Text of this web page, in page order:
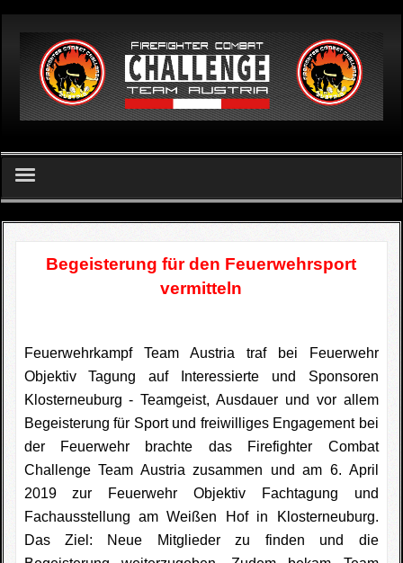
Home
FCC Team Austria - Verein
FCC Apetlon 2026
Ergebnislisten
Fotogallerie
Wettkampfkalender
Impressum
Sponsoren
Begeisterung für den Feuerwehrsport
vermitteln
Feuerwehrkampf Team Austria traf bei Feuerwehr
Objektiv Tagung auf Interessierte und Sponsoren
Klosterneuburg - Teamgeist, Ausdauer und vor allem
Begeisterung für Sport und freiwilliges Engagement bei
der Feuerwehr brachte das Firefighter Combat
Challenge Team Austria zusammen und am 6. April
2019 zur Feuerwehr Objektiv Fachtagung und
Fachausstellung am Weißen Hof in Klosterneuburg.
Das Ziel: Neue Mitglieder zu finden und die